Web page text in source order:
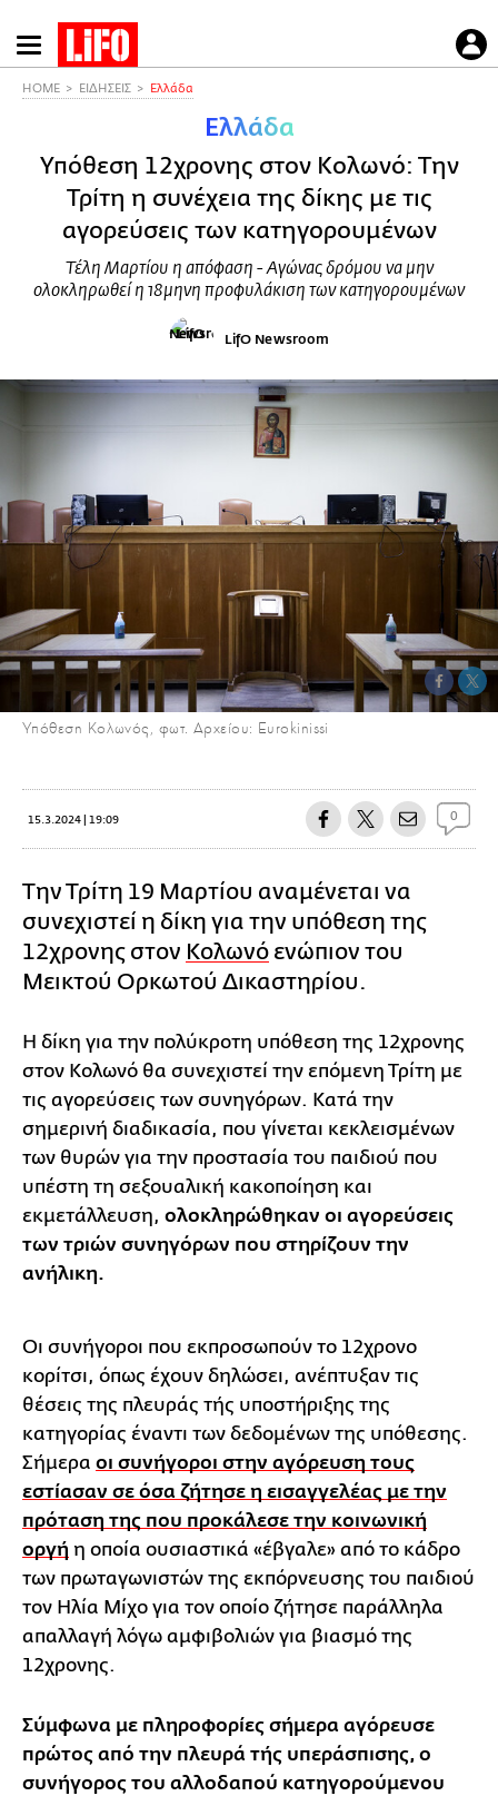
Παράκαμψη
προς
HOME ΕΙΔΗΣΕΙΣ Ελλάδα
Ελλάδα
Υπόθεση 12χρονης στον Κολωνό: Την
Τρίτη η συνέχεια της δίκης με τις
αγορεύσεις των κατηγορουμένων
Τέλη Μαρτίου η απόφαση - Αγώνας δρόμου να μην
ολοκληρωθεί η 18μηνη προφυλάκιση των κατηγορουμένων
LifO Newsroom
Υπόθεση Κολωνός, φωτ. Αρχείου: Eurokinissi
15.3.2024 | 19:09 0
Την Τρίτη 19 Μαρτίου αναμένεται να
συνεχιστεί η δίκη για την υπόθεση της
12χρονης στον Κολωνό ενώπιον του
Μεικτού Ορκωτού Δικαστηρίου.
Η δίκη για την πολύκροτη υπόθεση της 12χρονης
στον Κολωνό θα συνεχιστεί την επόμενη Τρίτη με
τις αγορεύσεις των συνηγόρων. Κατά την
σημερινή διαδικασία, που γίνεται κεκλεισμένων
των θυρών για την προστασία του παιδιού που
υπέστη τη σεξουαλική κακοποίηση και
εκμετάλλευση, ολοκληρώθηκαν οι αγορεύσεις
των τριών συνηγόρων που στηρίζουν την
ανήλικη.
Οι συνήγοροι που εκπροσωπούν το 12χρονο
κορίτσι, όπως έχουν δηλώσει, ανέπτυξαν τις
θέσεις της πλευράς τής υποστήριξης της
κατηγορίας έναντι των δεδομένων της υπόθεσης.
Σήμερα οι συνήγοροι στην αγόρευση τους
εστίασαν σε όσα ζήτησε η εισαγγελέας με την
πρόταση της που προκάλεσε την κοινωνική
οργή η οποία ουσιαστικά «έβγαλε» από το κάδρο
των πρωταγωνιστών της εκπόρνευσης του παιδιού
τον Ηλία Μίχο για τον οποίο ζήτησε παράλληλα
απαλλαγή λόγω αμφιβολιών για βιασμό της
12χρονης.
Σύμφωνα με πληροφορίες σήμερα αγόρευσε
πρώτος από την πλευρά τής υπεράσπισης, ο
συνήγορος του αλλοδαπού κατηγορούμενου